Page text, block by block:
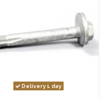
Delivery 1 day